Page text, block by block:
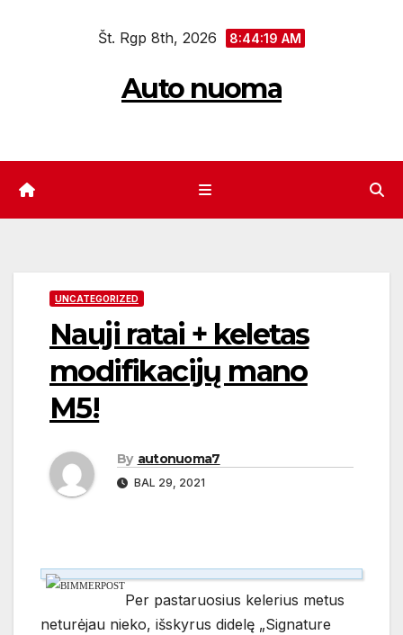
Št. Rgp 8th, 2026 8:44:19 AM
Auto nuoma
UNCATEGORIZED
Nauji ratai + keletas
modifikacijų mano
M5!
By autonuoma7
BAL 29, 2021
Per pastaruosius kelerius metus
neturėjau nieko, išskyrus didelę „Signature